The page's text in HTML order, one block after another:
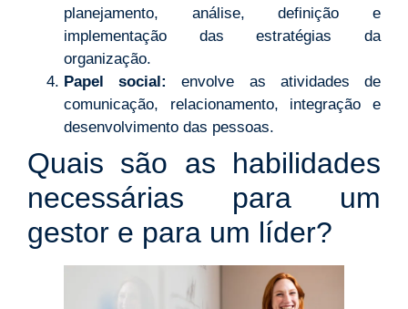
planejamento, análise, definição e
implementação das estratégias da
organização.
Papel social:
envolve as atividades de
comunicação, relacionamento, integração e
desenvolvimento das pessoas.
Quais são as habilidades
necessárias para um
gestor e para um líder?